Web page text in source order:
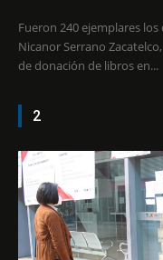
Fueron 240 ejemplares
Nicanor Serrano Zacatelco, Tlax. Concluyó con gran éxito la campaña
de donación de libros en...
2